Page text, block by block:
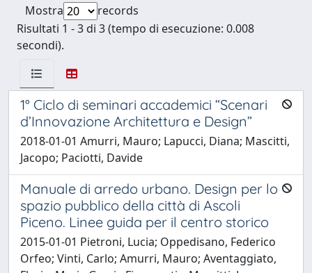
Mostra
records
Risultati 1 - 3 di 3 (tempo di esecuzione: 0.008
secondi).
1° Ciclo di seminari accademici “Scenari
d’Innovazione Architettura e Design”
2018-01-01 Amurri, Mauro; Lapucci, Diana; Mascitti,
Jacopo; Paciotti, Davide
Manuale di arredo urbano. Design per lo
spazio pubblico della città di Ascoli
Piceno. Linee guida per il centro storico
2015-01-01 Pietroni, Lucia; Oppedisano, Federico
Orfeo; Vinti, Carlo; Amurri, Mauro; Aventaggiato,